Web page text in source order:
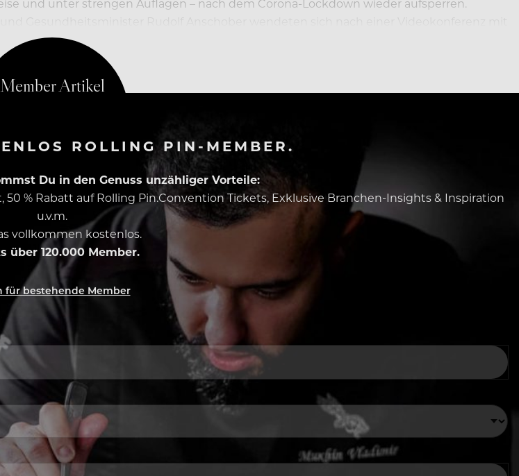
und unter strengen Auflagen – nach dem Corona-Lockdown wieder aufsperren.
Thema an die Öffentlichkeit.
ROLLING PIN-MEMBER.
Du in den Genuss unzähliger Vorteile:
% Rabatt auf Rolling Pin.Convention Tickets, Exklusive Branchen-Insights & Inspiration
u.v.m.
vollkommen kostenlos.
über 120.000 Member.
für bestehende Member